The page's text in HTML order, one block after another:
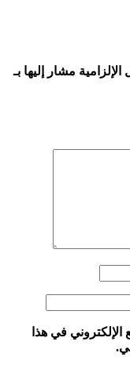
الإلزامية مشار إليها بـ
في هذا